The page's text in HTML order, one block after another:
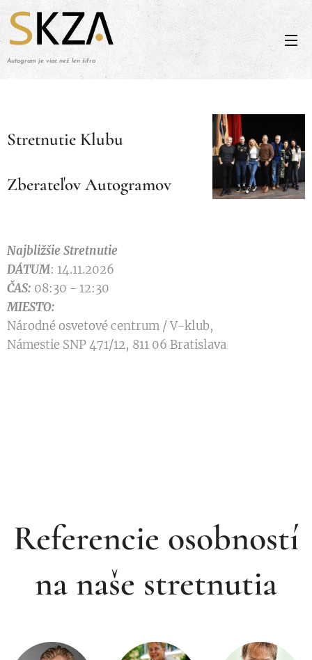
Autogram je viac než len šifra
Stretnutie Klubu
Zberateľov Autogramov
Najbližšie Stretnutie
DÁTUM: 14.11.2026
ČAS: 08:30 - 12:30
MIESTO:
Národné osvetové centrum / V-klub,
Námestie SNP 471/12, 811 06 Bratislava
Referencie osobností
na naše stretnutia